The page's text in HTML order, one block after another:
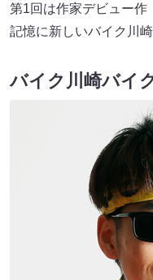
第1回は作家デビュー作
記憶に新しいバイク川
バイク川崎バイ